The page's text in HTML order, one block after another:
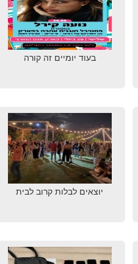
בעוד יומיים זה קורה
יוצאים לבלות קרוב לבית